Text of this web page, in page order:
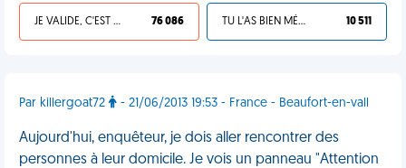
JE VALIDE, C'EST UNE VDM 76 086 TU L'AS BIEN MÉRITÉ 10 511
Par killergoat72 - 21/06/2013 19:53 - France - Beaufort-en-vall
Aujourd'hui, enquêteur, je dois aller rencontrer des
personnes à leur domicile. Je vois un panneau "Attention